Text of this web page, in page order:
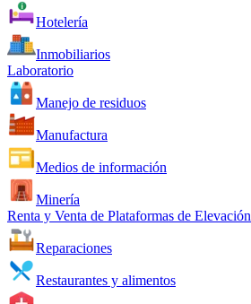
Hotelería
Inmobiliarios
Laboratorio
Manejo de residuos
Manufactura
Medios de información
Minería
Renta y Venta de Plataformas de Elevación
Reparaciones
Restaurantes y alimentos